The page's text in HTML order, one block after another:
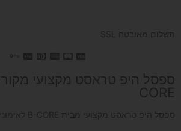
תשלום מאובטח SSL
CORE
ספסל היפ טראסט מקצועי מבית B-CORE לאימוני הרמות אגן.